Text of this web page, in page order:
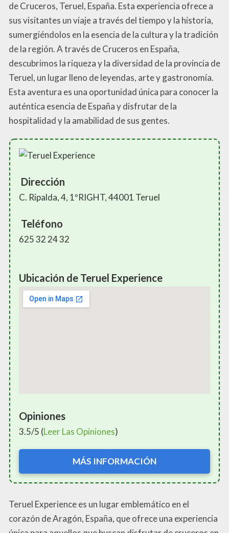
de Cruceros, Teruel, España. Esta experiencia ofrece a
sus visitantes un viaje a través del tiempo y la historia,
sumergiéndolos en la esencia de la cultura y la tradición
de la región. A través de Cruceros en España,
descubrimos la riqueza y la diversidad de la provincia de
Teruel, un lugar lleno de leyendas, arte y gastronomía.
Esta aventura es una oportunidad única para conocer la
auténtica esencia de España y disfrutar de la
hospitalidad y la amabilidad de sus gentes.
Dirección
C. Ripalda, 4, 1ºRIGHT, 44001 Teruel
Teléfono
625 32 24 32
Ubicación de Teruel Experience
Opiniones
3.5/5 (Leer Las Opiniones)
MÁS INFORMACIÓN
Teruel Experience es un lugar emblemático en el
corazón de Aragón, España, que ofrece una experiencia